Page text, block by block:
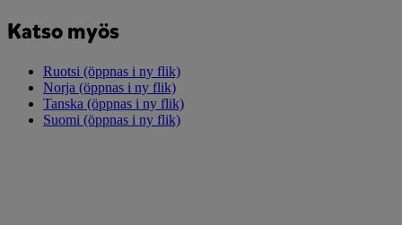
Katso myös
Ruotsi (öppnas i ny flik)
Norja (öppnas i ny flik)
Tanska (öppnas i ny flik)
Suomi (öppnas i ny flik)